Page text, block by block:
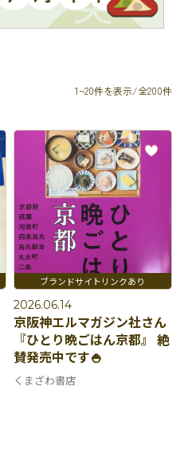
1~20件を表示/全200件
2026.06.14
京阪神エルマガジン社さん
『ひとり晩ごはん京都』 絶
賛発売中です🍚
くまざわ書店